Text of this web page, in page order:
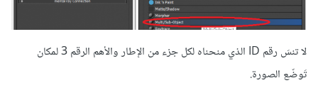
لا تنسَ رقم ID الذي منحناه لكل جزء من الإطار والأهم الرقم 3 لمكان
تَوضّع الصورة.